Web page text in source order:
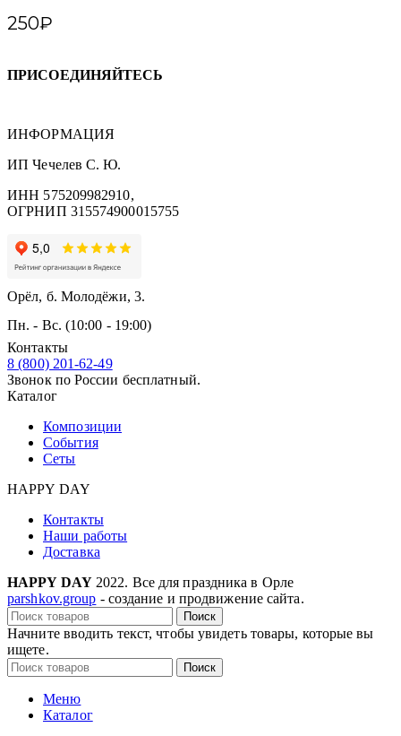
250₽
ПРИСОЕДИНЯЙТЕСЬ
ИНФОРМАЦИЯ
ИП Чечелев С. Ю.
ИНН 575209982910,
ОГРНИП 315574900015755
Орёл, б. Молодёжи, 3.
Пн. - Вс. (10:00 - 19:00)
Контакты
8 (800) 201-62-49
Звонок по России бесплатный.
Каталог
Композиции
События
Сеты
HAPPY DAY
Контакты
Наши работы
Доставка
HAPPY DAY 2022. Все для праздника в Орле
parshkov.group - создание и продвижение сайта.
Поиск
Начните вводить текст, чтобы увидеть товары, которые вы
ищете.
Поиск
Меню
Каталог